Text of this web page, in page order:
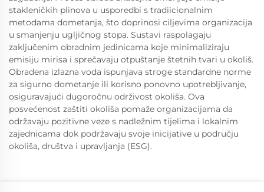
stakleničkih plinova u usporedbi s tradiicionalnim
metodama dometanja, što doprinosi ciljevima organizacija
u smanjenju ugljičnog stopa. Sustavi raspolagaju
zaključenim obradnim jedinicama koje minimaliziraju
emisiju mirisa i sprečavaju otpuštanje štetnih tvari u okoliš.
Obradena izlazna voda ispunjava stroge standardne norme
za sigurno dometanje ili korisno ponovno upotrebljivanje,
osiguravajući dugoročnu održivost okoliša. Ova
posvećenost zaštiti okoliša pomaže organizacijama da
održavaju pozitivne veze s nadležnim tijelima i lokalnim
zajednicama dok podržavaju svoje inicijative u području
okoliša, društva i upravljanja (ESG).